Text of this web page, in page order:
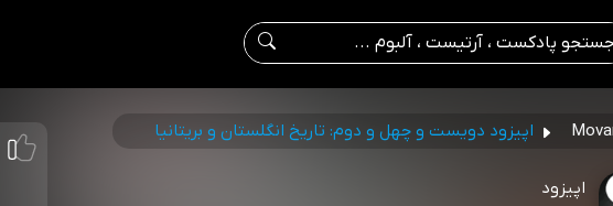
اپیزود دویست و چهل و دوم: تاریخ انگلستان و بریتانیا
اپیزود